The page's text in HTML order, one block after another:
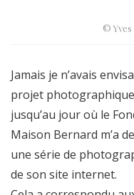
© Yves
Jamais je n’avais
projet
jusqu’au jour où le
Maison Bernard m’a
une série de
de son site internet.